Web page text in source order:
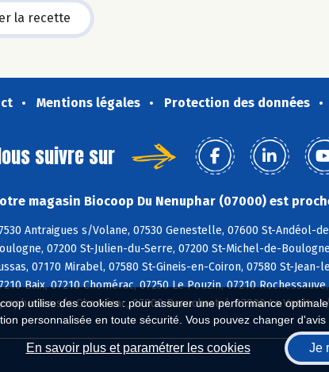
utilise des cookies : pour assurer une performance
personnalisée en toute sécurité. Vous pouvez changer
En savoir plus et paramétrer les cookies Je
la recette
Mentions légales Protection des données
suivre sur
magasin Biocoop Du Nenuphar (07000) est
Antraigues s/Volane, 07530 Genestelle, 07600 St-Andéol-
07200 St-Julien-du-Serre, 07200 St-Michel-de-
07170 Mirabel, 07580 St-Gineis-en-Coiron, 07580 St-
Baix, 07210 Chomérac, 07250 Le Pouzin, 07210
s/s Chomérac, 07800 Beauchastel, 07800 La Voulte